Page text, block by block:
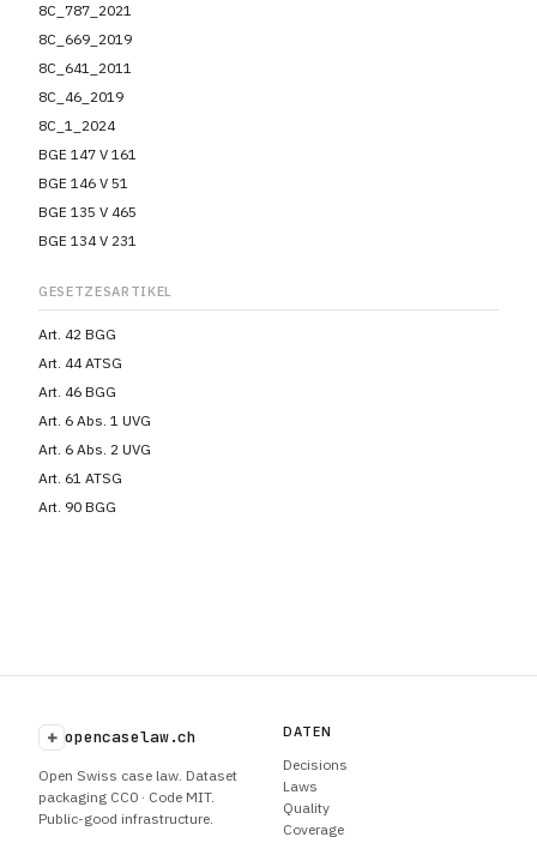
8C_787_2021
8C_669_2019
8C_641_2011
8C_46_2019
8C_1_2024
BGE 147 V 161
BGE 146 V 51
BGE 135 V 465
BGE 134 V 231
GESETZESARTIKEL
Art. 42 BGG
Art. 44 ATSG
Art. 46 BGG
Art. 6 Abs. 1 UVG
Art. 6 Abs. 2 UVG
Art. 61 ATSG
Art. 90 BGG
+ opencaselaw.ch
Open Swiss case law. Dataset
packaging CC0 · Code MIT.
Public-good infrastructure.
DATEN
Decisions
Laws
Quality
Coverage